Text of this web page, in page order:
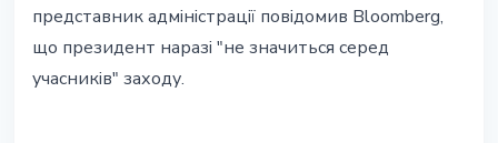
представник адміністрації повідомив Bloomberg,
що президент наразі "не значиться серед
учасників" заходу.